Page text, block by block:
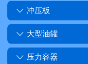
冲压板
大型油罐
压力容器